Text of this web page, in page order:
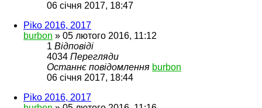
06 січня 2017, 18:47
Piko 2016, 2017
burbon » 05 лютого 2016, 11:12
1 Відповіді
4034 Перегляди
Останнє повідомлення burbon
06 січня 2017, 18:44
Piko 2016, 2017